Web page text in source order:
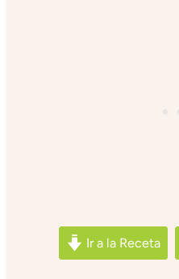
Ir a la Receta